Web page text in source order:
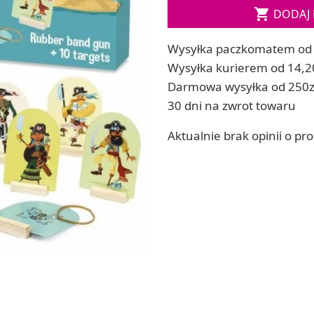
ręcznych
Soda, kwasek, formy do kul do kąpieli
Dodatki: barwniki i zapachy
RZEŹBA, GLINY I ODLEWY
Lepienie i rzeźbienie
Odlewy dekoracyjne
Tworzenie z gliny polimerowej
Modelowanie dla dzieci
 DODAJ
Wysyłka paczkomatem od
Wysyłka kurierem od
Darmowa wysyłka od
30 dni na zwrot towaru
Aktualnie brak opinii o